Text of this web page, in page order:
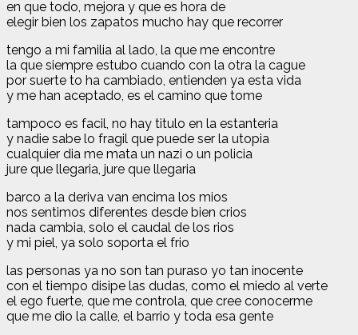
en que todo, mejora y que es hora de
elegir bien los zapatos mucho hay que recorrer
tengo a mi familia al lado, la que me encontre
la que siempre estubo cuando con la otra la cague
por suerte to ha cambiado, entienden ya esta vida
y me han aceptado, es el camino que tome
tampoco es facil, no hay titulo en la estanteria
y nadie sabe lo fragil que puede ser la utopia
cualquier dia me mata un nazi o un policia
jure que llegaria, jure que llegaria
barco a la deriva van encima los mios
nos sentimos diferentes desde bien crios
nada cambia, solo el caudal de los rios
y mi piel, ya solo soporta el frio
las personas ya no son tan puraso yo tan inocente
con el tiempo disipe las dudas, como el miedo al verte
el ego fuerte, que me controla, que cree conocerme
que me dio la calle, el barrio y toda esa gente